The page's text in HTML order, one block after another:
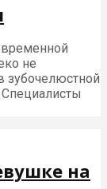
не
зубочелюстной
на